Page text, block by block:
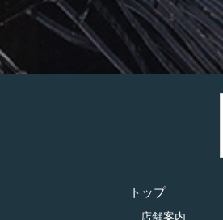
トップ
店舗案内